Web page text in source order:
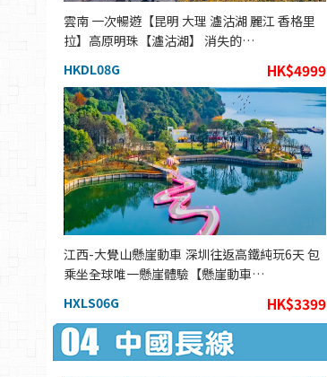
雲南 一次暢遊【昆明 大理 瀘沽湖 麗江 香格里
拉】高原明珠【瀘沽湖】 消失的…
HKDL08G
HK$4999
江西-大覺山懸崖動車 深圳往返高鐵純玩6天 包
乘坐全球唯一懸崖體驗【懸崖動車…
HXLS06G
HK$3399